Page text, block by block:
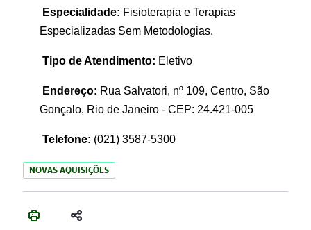
Especialidade: Fisioterapia e Terapias
Especializadas Sem Metodologias.
Tipo de Atendimento: Eletivo
Endereço: Rua Salvatori, nº 109, Centro, São
Gonçalo, Rio de Janeiro - CEP: 24.421-005
Telefone: (021) 3587-5300
NOVAS AQUISIÇÕES